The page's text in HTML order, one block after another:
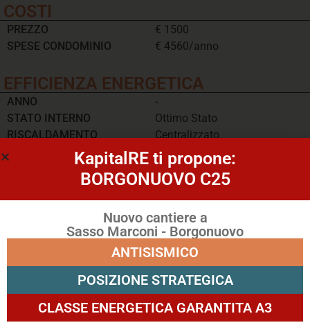
COSTI
PREZZO
SPESE CONDOMINIO
€ 1500
€ 4560/anno
EFFICIENZA ENERGETICA
ANNO
STATO INTERNO
RISCALDAMENTO
CLIMATIZZATORE
EFFICIENZA ENERGETICA
-
Ottimo Stato
Centralizzato
Si
F
KapitalRE ti propone:
BORGONUOVO C25
Nuovo cantiere a
Sasso Marconi - Borgonuovo
ANTISISMICO
POSIZIONE STRATEGICA
CLASSE ENERGETICA GARANTITA A3